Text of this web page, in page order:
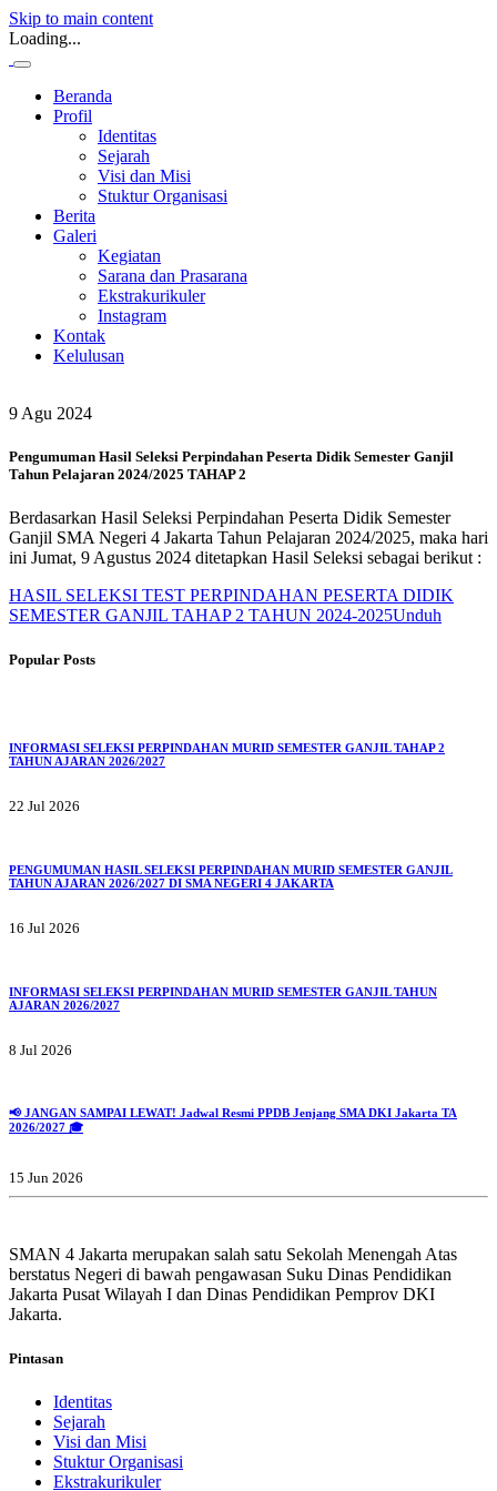
Skip to main content
Loading...
Beranda
Profil
Identitas
Sejarah
Visi dan Misi
Stuktur Organisasi
Berita
Galeri
Kegiatan
Sarana dan Prasarana
Ekstrakurikuler
Instagram
Kontak
Kelulusan
9 Agu 2024
Pengumuman Hasil Seleksi Perpindahan Peserta Didik Semester Ganjil
Tahun Pelajaran 2024/2025 TAHAP 2
Berdasarkan Hasil Seleksi Perpindahan Peserta Didik Semester
Ganjil SMA Negeri 4 Jakarta Tahun Pelajaran 2024/2025, maka hari
ini Jumat, 9 Agustus 2024 ditetapkan Hasil Seleksi sebagai berikut :
HASIL SELEKSI TEST PERPINDAHAN PESERTA DIDIK
SEMESTER GANJIL TAHAP 2 TAHUN 2024-2025Unduh
Popular Posts
INFORMASI SELEKSI PERPINDAHAN MURID SEMESTER GANJIL TAHAP 2
TAHUN AJARAN 2026/2027
22 Jul 2026
PENGUMUMAN HASIL SELEKSI PERPINDAHAN MURID SEMESTER GANJIL
TAHUN AJARAN 2026/2027 DI SMA NEGERI 4 JAKARTA
16 Jul 2026
INFORMASI SELEKSI PERPINDAHAN MURID SEMESTER GANJIL TAHUN
AJARAN 2026/2027
8 Jul 2026
📢 JANGAN SAMPAI LEWAT! Jadwal Resmi PPDB Jenjang SMA DKI Jakarta TA
2026/2027 🎓
15 Jun 2026
SMAN 4 Jakarta merupakan salah satu Sekolah Menengah Atas
berstatus Negeri di bawah pengawasan Suku Dinas Pendidikan
Jakarta Pusat Wilayah I dan Dinas Pendidikan Pemprov DKI
Jakarta.
Pintasan
Identitas
Sejarah
Visi dan Misi
Stuktur Organisasi
Ekstrakurikuler